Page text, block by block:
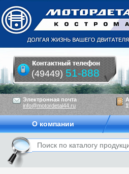
Электронная почта
info@motordetal44.ru
(49449) 51-888
О компании